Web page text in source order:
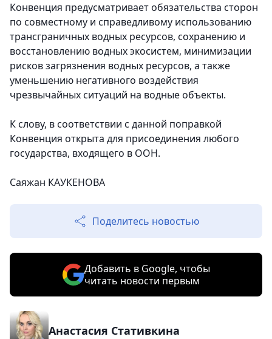
Конвенция предусматривает обязательства сторон
по совместному и справедливому использованию
трансграничных водных ресурсов, сохранению и
восстановлению водных экосистем, минимизации
рисков загрязнения водных ресурсов, а также
уменьшению негативного воздействия
чрезвычайных ситуаций на водные объекты.
К слову, в соответствии с данной поправкой
Конвенция открыта для присоединения любого
государства, входящего в ООН.
Саяжан КАУКЕНОВА
Поделитесь новостью
Добавить в Google, чтобы
читать новости первым
Анастасия Стативкина